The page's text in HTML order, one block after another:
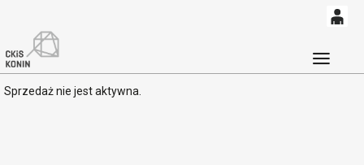
0,00
PLN
Sprzedaż nie jest aktywna.